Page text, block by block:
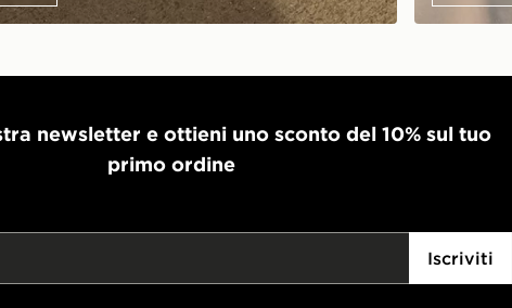
newsletter e ottieni uno sconto del 10% sul tuo
primo ordine
Iscriviti